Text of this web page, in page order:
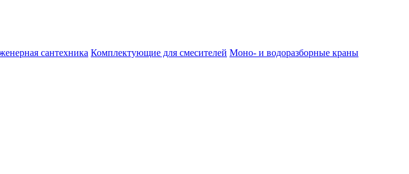
сантехника Комплектующие для смесителей Моно- и водоразборные краны